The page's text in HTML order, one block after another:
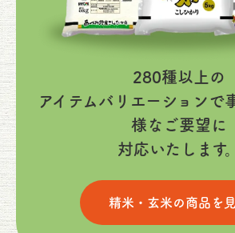
280種以上の
アイテムバリエーションで
様なご要望に
対応いたします。
精米・玄米の商品を